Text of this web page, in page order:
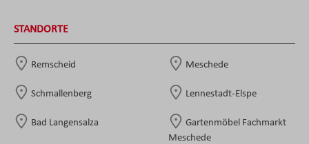
STANDORTE
Remscheid Meschede
Schmallenberg Lennestadt-Elspe
Bad Langensalza
Gartenmöbel Fachmarkt
Meschede